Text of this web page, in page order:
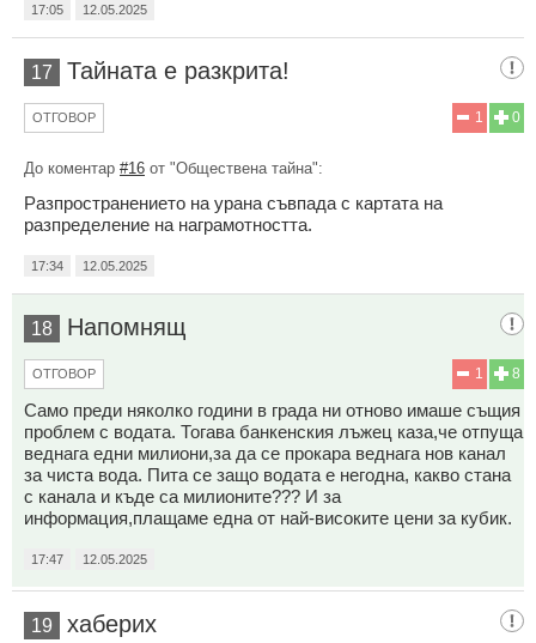
17:05 12.05.2025
17 Тайната е разкрита!
0
1
ОТГОВОР
До коментар #16 от "Обществена тайна":
Разпространението на урана съвпада с картата на
разпределение на награмотността.
17:34 12.05.2025
18 Напомнящ
8
1
ОТГОВОР
Само преди няколко години в града ни отново имаше същия
проблем с водата. Тогава банкенския лъжец каза,че отпуща
веднага едни милиони,за да се прокара веднага нов канал
за чиста вода. Пита се защо водата е негодна, какво стана
с канала и къде са милионите??? И за
информация,плащаме една от най-високите цени за кубик.
17:47 12.05.2025
19 хаберих